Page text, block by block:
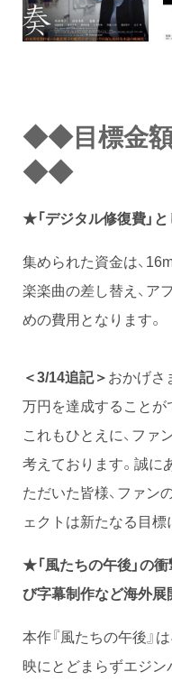
◆◆目標金
◆◆
★「デジタル修復費」
集められた資金は、
楽楽曲の差し替え、ア
めの費用となります。
＜3/14追記＞おかげさ
万円を達成することが
これもひとえに、ファ
考えております。誠に
ただいた皆様、ファン
ェクトは新たなる目標
★「風たちの午後」の
び字幕制作など海外
本作『風たちの午後』
映にとどまらずエジ